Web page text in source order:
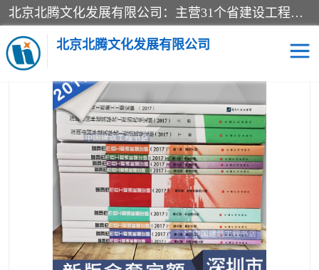
北京北腾文化发展有限公司：主营31个省建设工程预算书,工程预算软件,工程计价依据,工程造价定额,工程量清单计价定额,建设工程量消耗量定额,各行业工程预算定额,铁路定额,电力定额,矿山定额,*,黄金定额,钢铁企业检修定额,中石化安装检修定额,煤矿图书,医院书籍等.诚信的经营，在发展的同时公司不忘不断总结不断优化为客户的服务，和一如既往的热情赢得了新老客户的极高评价及青睐。
北京北腾文化发展有限公司
当前位置：首页>供应商机>深圳市建设工程消耗量定额> 新版
2020深圳市工程建设消耗量定额全28本
医院图书 预算定额
电力图书 煤矿图书
标准图书 铁路建设工程预算定额
电力行业工程预算定额 石油化工安装预算定额
新石油化工检修定额 石油化工概算定额数据